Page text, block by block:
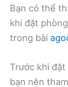
Bạn có thể
khi đặt
trong bài
Trước khi
bạn nên